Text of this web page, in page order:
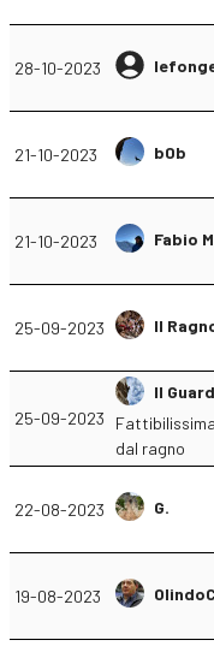
28-10-2023
21-10-2023 b0b
21-10-2023 Fabio M
25-09-2023 Il
25-09-2023
Il
dal ragno
22-08-2023 G.
19-08-2023